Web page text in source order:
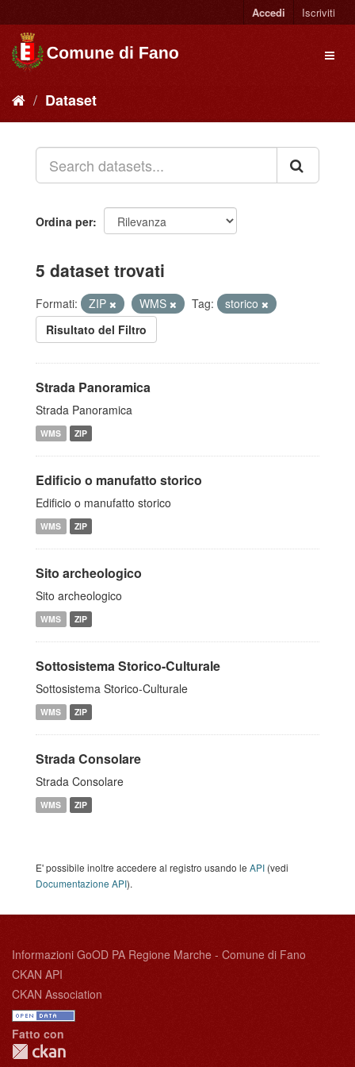
Accedi Iscriviti
Dataset
Ordina per
5 dataset trovati
Formati: ZIP WMS Tag:
storico
Risultato del Filtro
Strada Panoramica
Strada Panoramica
WMS ZIP
Edificio o manufatto storico
Edificio o manufatto storico
WMS ZIP
Sito archeologico
Sito archeologico
WMS ZIP
Sottosistema Storico-Culturale
Sottosistema Storico-Culturale
WMS ZIP
Strada Consolare
Strada Consolare
WMS ZIP
E' possibile inoltre accedere al registro usando le API (vedi
Documentazione API).
Informazioni GoOD PA Regione Marche - Comune di Fano
CKAN API
CKAN Association
Fatto con